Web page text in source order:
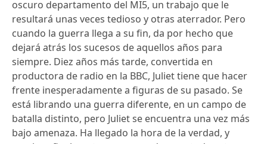
oscuro departamento del MI5, un trabajo que le
resultará unas veces tedioso y otras aterrador. Pero
cuando la guerra llega a su fin, da por hecho que
dejará atrás los sucesos de aquellos años para
siempre. Diez años más tarde, convertida en
productora de radio en la BBC, Juliet tiene que hacer
frente inesperadamente a figuras de su pasado. Se
está librando una guerra diferente, en un campo de
batalla distinto, pero Juliet se encuentra una vez más
bajo amenaza. Ha llegado la hora de la verdad, y